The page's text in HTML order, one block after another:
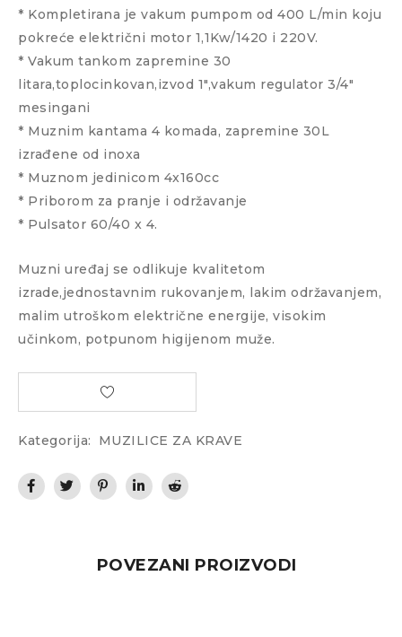
* Kompletirana je vakum pumpom od 400 L/min koju
pokreće električni motor 1,1Kw/1420 i 220V.
* Vakum tankom zapremine 30
litara,toplocinkovan,izvod 1″,vakum regulator 3/4″
mesingani
* Muznim kantama 4 komada, zapremine 30L
izrađene od inoxa
* Muznom jedinicom 4x160cc
* Priborom za pranje i održavanje
* Pulsator 60/40 x 4.
Muzni uređaj se odlikuje kvalitetom
izrade,jednostavnim rukovanjem, lakim održavanjem,
malim utroškom električne energije, visokim
učinkom, potpunom higijenom muže.
Kategorija: MUZILICE ZA KRAVE
POVEZANI PROIZVODI